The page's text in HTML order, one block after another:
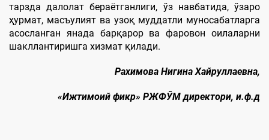
тарзда далолат бераётганлиги, ўз навбатида, ўзаро
ҳурмат, масъулият ва узоқ муддатли муносабатларга
асосланган янада барқарор ва фаровон оилаларни
шакллантиришга хизмат қилади.
Рахимова Нигина Хайруллаевна,
«Ижтимоий фикр» РЖФЎМ директори, и.ф.д